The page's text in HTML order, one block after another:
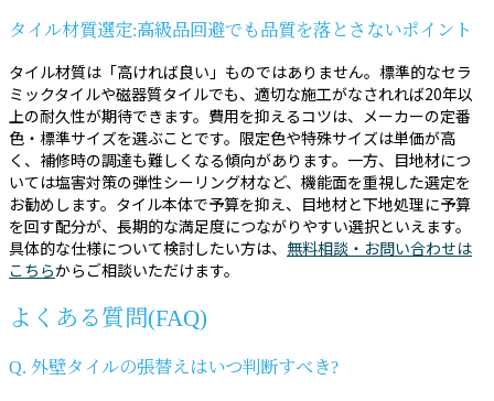
タイル材質選定:高級品回避でも品質を落とさないポイント
タイル材質は「高ければ良い」ものではありません。標準的なセラ
ミックタイルや磁器質タイルでも、適切な施工がなされれば20年以
上の耐久性が期待できます。費用を抑えるコツは、メーカーの定番
色・標準サイズを選ぶことです。限定色や特殊サイズは単価が高
く、補修時の調達も難しくなる傾向があります。一方、目地材につ
いては塩害対策の弾性シーリング材など、機能面を重視した選定を
お勧めします。タイル本体で予算を抑え、目地材と下地処理に予算
を回す配分が、長期的な満足度につながりやすい選択といえます。
具体的な仕様について検討したい方は、 無料相談・お問い合わせは
こちらからご相談いただけます。
よくある質問(FAQ)
Q. 外壁タイルの張替えはいつ判断すべき?